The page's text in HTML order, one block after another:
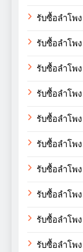
รับซื้อลำโพง
รับซื้อลำโพ
รับซื้อลำโพง
รับซื้อลำโพง
รับซื้อลำโพง
รับซื้อลำโพ
รับซื้อลำโพง
รับซื้อลำโพ
รับซื้อลำโพง
รับซื้อลำโพ